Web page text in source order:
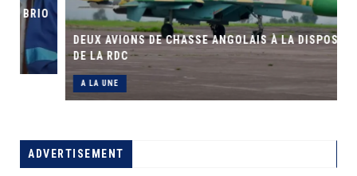
DEUX AVIONS DE CHASSE ANGOLAIS À LA DISPOSITION
DE LA RDC
A LA UNE
ADVERTISEMENT